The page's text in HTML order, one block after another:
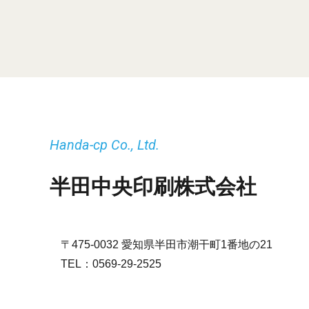
半田中央印刷株式会社
Handa-cp Co., Ltd.
〒475-0032 愛知県半田市潮干町1番地の21
TEL： 0569-29-2525